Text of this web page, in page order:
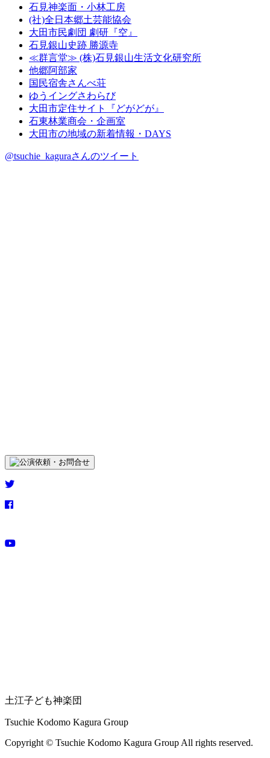
石見神楽面・小林工房
(社)全日本郷土芸能協会
大田市民劇団 劇研『空』
石見銀山史跡 勝源寺
≪群言堂≫ (株)石見銀山生活文化研究所
他郷阿部家
国民宿舎さんべ荘
ゆうイングさわらび
大田市定住サイト『どがどが』
石東林業商会・企画室
大田市の地域の新着情報・DAYS
@tsuchie_kaguraさんのツイート
土江子ども神楽団
Tsuchie Kodomo Kagura Group
Copyright © Tsuchie Kodomo Kagura Group All rights reserved.